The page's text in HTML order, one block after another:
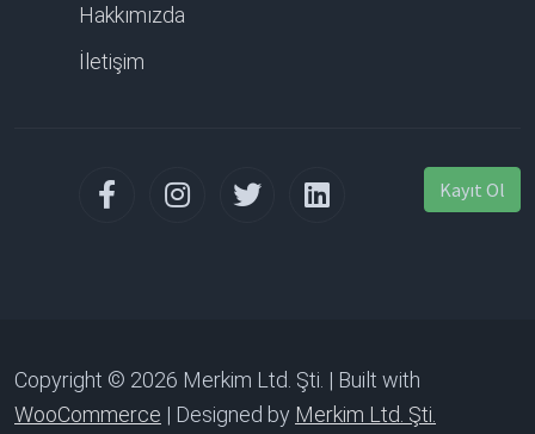
Hakkımızda
İletişim
Kayıt Ol
Copyright © 2026 Merkim Ltd. Şti. | Built with
WooCommerce | Designed by Merkim Ltd. Şti.